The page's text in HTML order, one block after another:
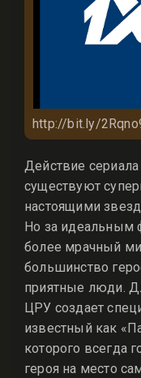
http://bit.ly/
Действие
существуют
настоящими
Но за идеальным
более мрачный
большинство
приятные люди.
ЦРУ создает
известный как
которого всегда
героя на место